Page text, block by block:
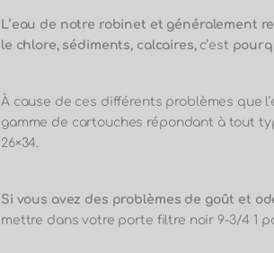
L’eau de notre robinet et généralement
le chlore, sédiments, calcaires,c’est
À cause de ces différents problèmes que
gamme de cartouches répondant à tout
26×34.
Si vous avez des problèmes de goût et
mettre dans votre porte filtre noir 9-3/4 1